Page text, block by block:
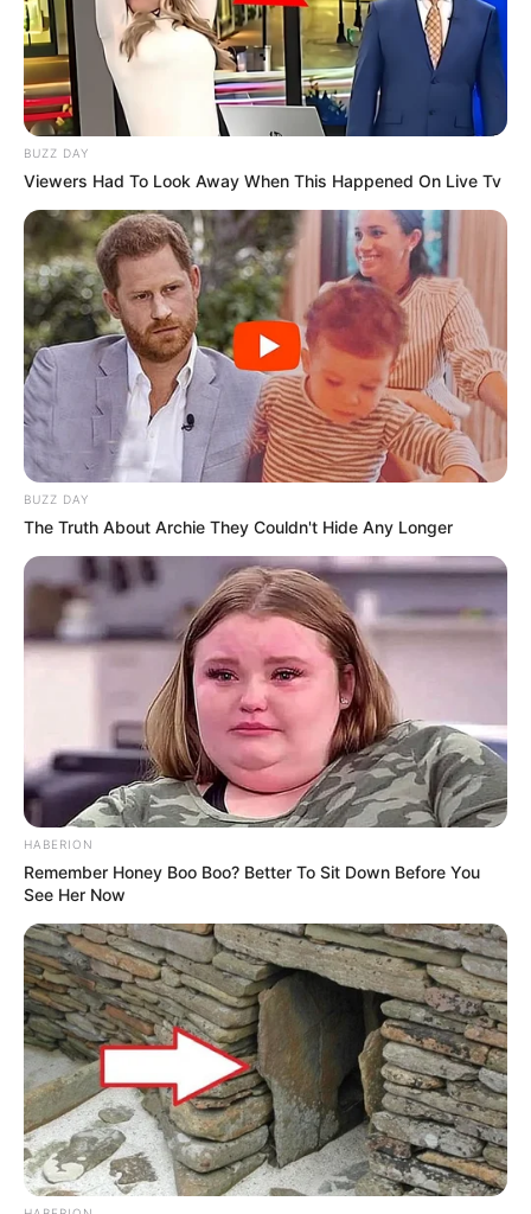
di rumah. Apa kamu berminat untuk mencobanya sendiri di rumah
agar kuku tangan dan kaki jadi lebih terawat?
TAGS KECANTIKAN MANICURE PEDICURE
BUZZ DAY
Viewers Had To Look Away When This Happened On Live Tv
BUZZ DAY
The Truth About Archie They Couldn't Hide Any Longer
HABERION
Remember Honey Boo Boo? Better To Sit Down Before You
See Her Now